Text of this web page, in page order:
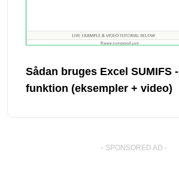
Sådan bruges Excel SUMIFS -
funktion (eksempler + video)
- SPONSORED AD -